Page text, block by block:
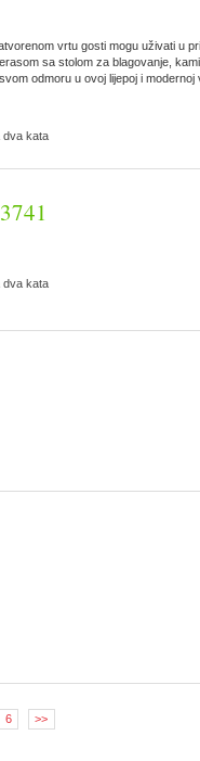
vrtu gosti mogu uživati ​​u
sa stolom za blagovanje,
odmoru u ovoj lijepoj i modernoj
dva kata
dva kata
6 >>